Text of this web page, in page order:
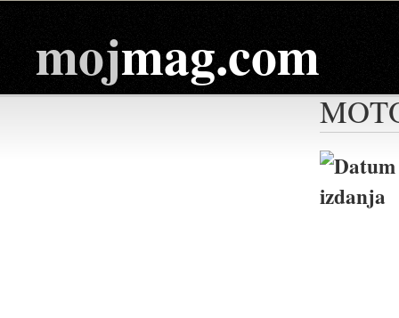
mojmag.com